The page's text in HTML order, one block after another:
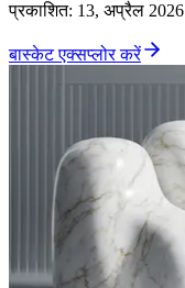
प्रकाशित: 13, अप्रैल 2026
बास्केट एक्सप्लोर करें